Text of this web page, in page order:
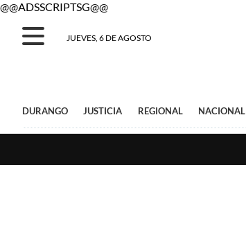
@@ADSSCRIPTSG@@
JUEVES, 6 DE AGOSTO
DURANGO JUSTICIA REGIONAL NACIONAL